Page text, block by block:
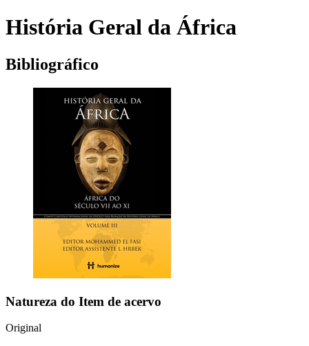
História Geral da África
Bibliográfico
Natureza do Item de acervo
Original